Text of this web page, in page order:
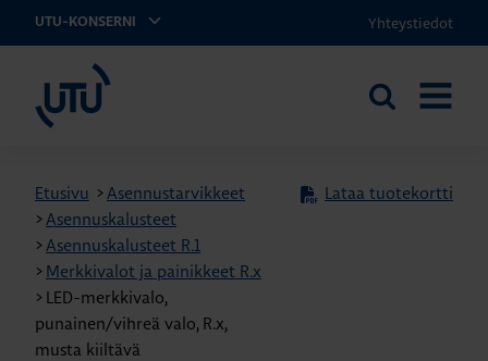
UTU-KONSERNI Yhteystiedot
Etsi
Etusivu >Asennustarvikkeet
>Asennuskalusteet
>Asennuskalusteet R.1
> Merkkivalot ja painikkeet R.x
> LED-merkkivalo,
punainen/vihreä valo, R.x,
musta kiiltävä
Lataa tuotekortti